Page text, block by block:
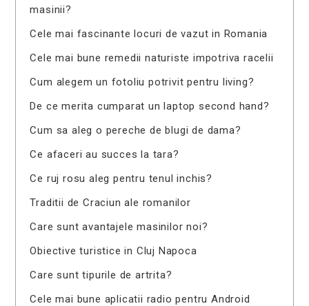
masinii?
Cele mai fascinante locuri de vazut in Romania
Cele mai bune remedii naturiste impotriva racelii
Cum alegem un fotoliu potrivit pentru living?
De ce merita cumparat un laptop second hand?
Cum sa aleg o pereche de blugi de dama?
Ce afaceri au succes la tara?
Ce ruj rosu aleg pentru tenul inchis?
Traditii de Craciun ale romanilor
Care sunt avantajele masinilor noi?
Obiective turistice in Cluj Napoca
Care sunt tipurile de artrita?
Cele mai bune aplicatii radio pentru Android